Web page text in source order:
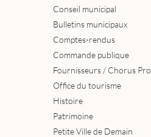
Conseil municipal
Bulletins municipaux
Comptes-rendus
Commande publique
Fournisseurs / Chorus Pro
Office du tourisme
Histoire
Patrimoine
Petite Ville de Demain